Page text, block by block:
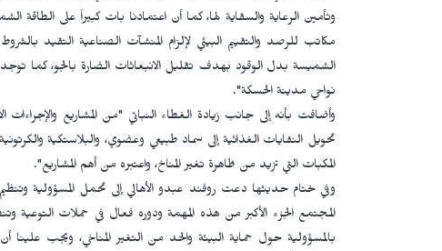
وتأمين الرعاية والسقاية لها، كما أن اعتمادنا بات كبيراً على الطاقة
مكاتب للرصد والتقييم البيئي لإلزام المنشآت الصناعية التقيد
الشميسة بدل الوقود بهدف تقليل الانبعاثات الضارة بالجو، كما
نواحي مدينة الحسكة".
وأضافت بأنه إلى جانب زيادة الغطاء النباتي "من المشاريع والإجراءات
تحويل النفايات الغذائية إلى سماد طبيعي وعضوي، والبلاستكية
المكبات التي تزيد من ظاهرة تغير المناخ، واعتبره من أهم المشاريع".
وفي ختام حديثها دعت روفند عبدو الأهالي إلى تحمل المسؤولية
المجتمع الجزء الأكبر من هذه المهمة ودوره فعال في حملات التوعية
بالمسؤولية حول حماية البيئة والحد من التغير المناخي، ويجب